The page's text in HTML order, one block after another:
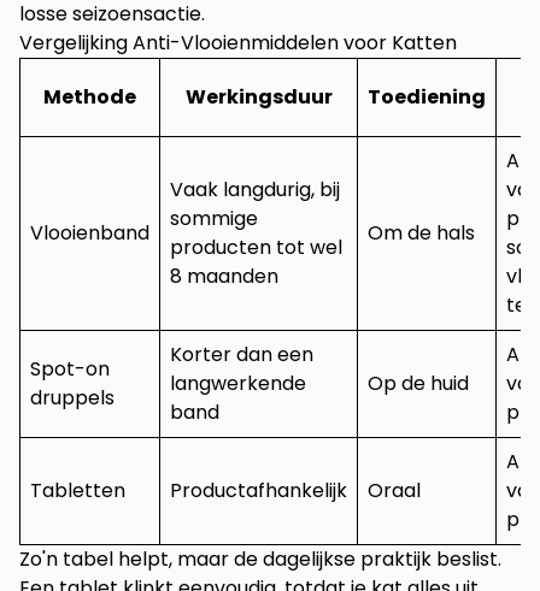
losse seizoensactie.
Vergelijking Anti-Vlooienmiddelen voor Katten
Methode
Werkingsduur Toediening
Vlooienband
Vaak langdurig, bij
sommige
producten tot wel
8 maanden
Om de hals
van
Spot-on
druppels
Korter dan een
langwerkende
band
Op de huid
van
Tabletten Productafhankelijk Oraal
van
Zo'n tabel helpt, maar de dagelijkse praktijk beslist.